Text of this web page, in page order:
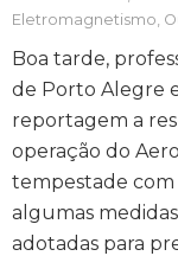
Eletromagnetismo,
Boa tarde,
de Porto Alegre
reportagem a
operação do
tempestade com
algumas
adotadas para